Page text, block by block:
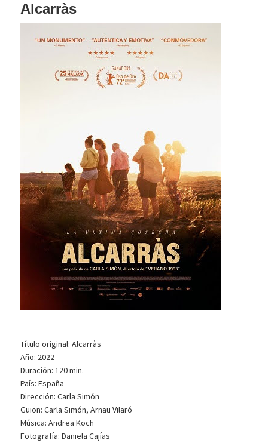
Alcarràs
Título original: Alcarràs
Año: 2022
Duración: 120 min.
País: España
Dirección: Carla Simón
Guion: Carla Simón, Arnau Vilaró
Música: Andrea Koch
Fotografía: Daniela Cajías